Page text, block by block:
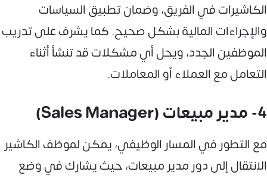
الكاشيرات في الفريق، وضمان تطبيق السياسات
والإجراءات المالية بشكل صحيح. كما يشرف على تدريب
الموظفين الجدد، ويحل أي مشكلات قد تنشأ أثناء
التعامل مع العملاء أو المعاملات.
4- مدير مبيعات (Sales Manager)
مع التطور في المسار الوظيفي، يمكن لموظف الكاشير
الانتقال إلى دور مدير مبيعات، حيث يشارك في وضع